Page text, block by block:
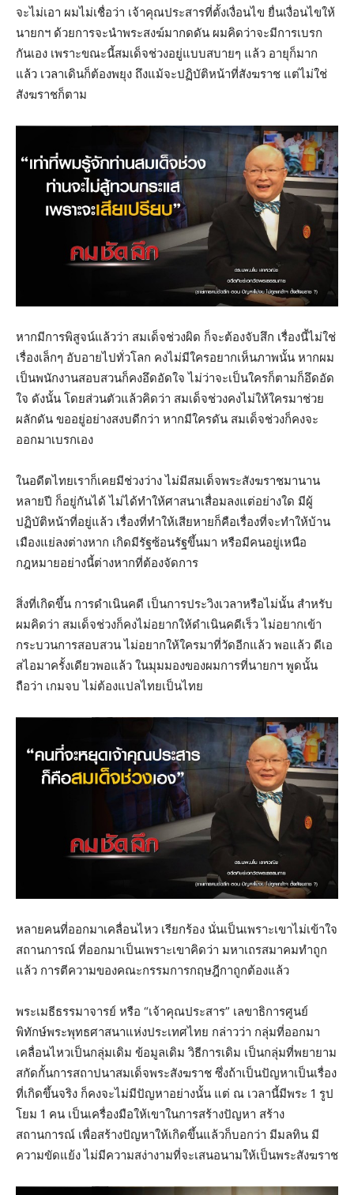
จะไม่เอา ผมไม่เชื่อว่า เจ้าคุณประสารที่ตั้งเงื่อนไข ยื่นเงื่อนไขให้
นายกฯ ด้วยการจะนำพระสงฆ์มากดดัน ผมคิดว่าจะมีการเบรก
กันเอง เพราะขณะนี้สมเด็จช่วงอยู่แบบสบายๆ แล้ว อายุก็มาก
แล้ว เวลาเดินก็ต้องพยุง ถึงแม้จะปฏิบัติหน้าที่สังฆราช แต่ไม่ใช่
สังฆราชก็ตาม
หากมีการพิสูจน์แล้วว่า สมเด็จช่วงผิด ก็จะต้องจับสึก เรื่องนี้ไม่ใช่
เรื่องเล็กๆ อับอายไปทั่วโลก คงไม่มีใครอยากเห็นภาพนั้น หากผม
เป็นพนักงานสอบสวนก็คงอึดอัดใจ ไม่ว่าจะเป็นใครก็ตามก็อึดอัด
ใจ ดังนั้น โดยส่วนตัวแล้วคิดว่า สมเด็จช่วงคงไม่ให้ใครมาช่วย
ผลักดัน ขออยู่อย่างสงบดีกว่า หากมีใครดัน สมเด็จช่วงก็คงจะ
ออกมาเบรกเอง
ในอดีตไทยเราก็เคยมีช่วงว่าง ไม่มีสมเด็จพระสังฆราชมานาน
หลายปี ก็อยู่กันได้ ไม่ได้ทำให้ศาสนาเสื่อมลงแต่อย่างใด มีผู้
ปฏิบัติหน้าที่อยู่แล้ว เรื่องที่ทำให้เสียหายก็คือเรื่องที่จะทำให้บ้าน
เมืองแย่ลงต่างหาก เกิดมีรัฐซ้อนรัฐขึ้นมา หรือมีคนอยู่เหนือ
กฎหมายอย่างนี้ต่างหากที่ต้องจัดการ
สิ่งที่เกิดขึ้น การดำเนินคดี เป็นการประวิงเวลาหรือไม่นั้น สำหรับ
ผมคิดว่า สมเด็จช่วงก็คงไม่อยากให้ดำเนินคดีเร็ว ไม่อยากเข้า
กระบวนการสอบสวน ไม่อยากให้ใครมาที่วัดอีกแล้ว พอแล้ว ดีเอ
สไอมาครั้งเดียวพอแล้ว ในมุมมองของผมการที่นายกฯ พูดนั้น
ถือว่า เกมจบ ไม่ต้องแปลไทยเป็นไทย
หลายคนที่ออกมาเคลื่อนไหว เรียกร้อง นั่นเป็นเพราะเขาไม่เข้าใจ
สถานการณ์ ที่ออกมาเป็นเพราะเขาคิดว่า มหาเถรสมาคมทำถูก
แล้ว การตีความของคณะกรรมการกฤษฎีกาถูกต้องแล้ว
พระเมธีธรรมาจารย์ หรือ “เจ้าคุณประสาร” เลขาธิการศูนย์
พิทักษ์พระพุทธศาสนาแห่งประเทศไทย กล่าวว่า กลุ่มที่ออกมา
เคลื่อนไหวเป็นกลุ่มเดิม ข้อมูลเดิม วิธีการเดิม เป็นกลุ่มที่พยายาม
สกัดกั้นการสถาปนาสมเด็จพระสังฆราช ซึ่งถ้าเป็นปัญหาเป็นเรื่อง
ที่เกิดขึ้นจริง ก็คงจะไม่มีปัญหาอย่างนั้น แต่ ณ เวลานี้มีพระ 1 รูป
โยม 1 คน เป็นเครื่องมือให้เขาในการสร้างปัญหา สร้าง
สถานการณ์ เพื่อสร้างปัญหาให้เกิดขึ้นแล้วก็บอกว่า มีมลทิน มี
ความขัดแย้ง ไม่มีความสง่างามที่จะเสนอนามให้เป็นพระสังฆราช